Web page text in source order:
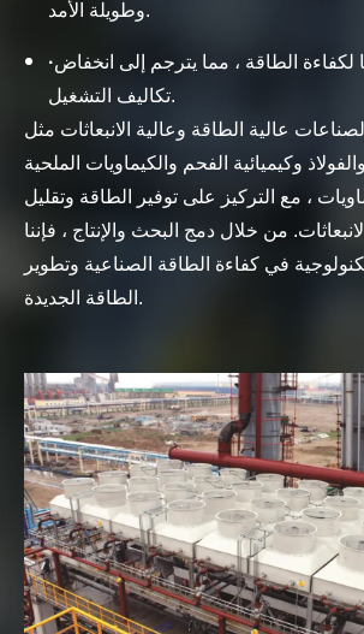
وطويلة الأمد.
·لكفاءة الطاقة ، مما يترجم إلى انخفاض
تكاليف التشغيل.
عالية الطاقة وعالية الانبعاثات مثل
وكيميائية الفحم والكيماويات الملحية
، مع التركيز على توفير الطاقة وتقليل
من خلال دمج البحث والإنتاج ، فإننا
في كفاءة الطاقة الصناعية وتطوير
الطاقة الجديدة.